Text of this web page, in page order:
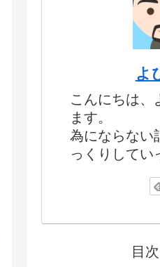
よ
こんにちは、
ます。
為にならない
っくりしてい
目次